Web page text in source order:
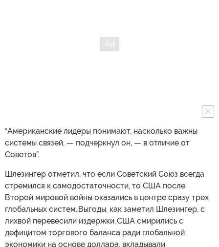
“Американские лидеры понимают, насколько важны
системы связей, — подчеркнул он, — в отличие от
Советов”.
Шлезингер отметил, что если Советский Союз всегда
стремился к самодостаточности, то США после
Второй мировой войны оказались в центре сразу трех
глобальных систем. Выгоды, как заметил Шлезингер, с
лихвой перевесили издержки. США смирились с
дефицитом торгового баланса ради глобальной
экономики на основе доллара, вкладывали